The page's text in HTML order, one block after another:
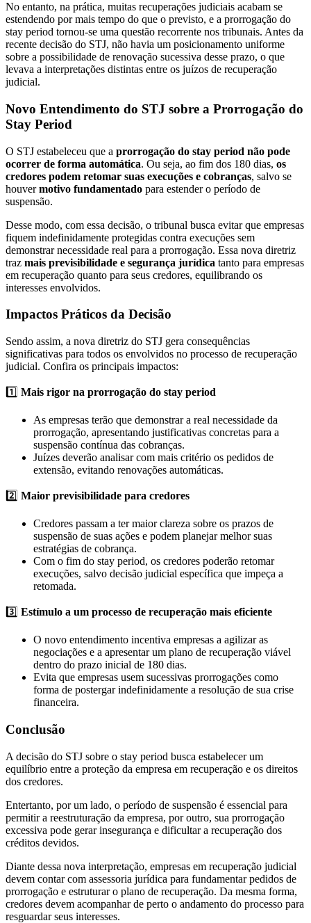
No entanto, na prática, muitas recuperações judiciais acabam se
estendendo por mais tempo do que o previsto, e a prorrogação do
stay period tornou-se uma questão recorrente nos tribunais. Antes da
recente decisão do STJ, não havia um posicionamento uniforme
sobre a possibilidade de renovação sucessiva desse prazo, o que
levava a interpretações distintas entre os juízos de recuperação
judicial.
Novo Entendimento do STJ sobre a Prorrogação do
Stay Period
O STJ estabeleceu que a prorrogação do stay period não pode
ocorrer de forma automática. Ou seja, ao fim dos 180 dias, os
credores podem retomar suas execuções e cobranças, salvo se
houvermotivo fundamentado para estender o período de
suspensão.
Desse modo, com essa decisão, o tribunal busca evitar que empresas
fiquem indefinidamente protegidas contra execuções sem
demonstrar necessidade real para a prorrogação. Essa nova diretriz
traz mais previsibilidade e segurança jurídica tanto para empresas
em recuperação quanto para seus credores, equilibrando os
interesses envolvidos.
Impactos Práticos da Decisão
Sendo assim, a nova diretriz do STJ gera consequências
significativas para todos os envolvidos no processo de recuperação
judicial. Confira os principais impactos:
1️⃣ Mais rigor na prorrogação do stay period
As empresas terão que demonstrar a real necessidade da
prorrogação, apresentando justificativas concretas para a
suspensão contínua das cobranças.
Juízes deverão analisar com mais critério os pedidos de
extensão, evitando renovações automáticas.
2️⃣ Maior previsibilidade para credores
Credores passam a ter maior clareza sobre os prazos de
suspensão de suas ações e podem planejar melhor suas
estratégias de cobrança.
Com o fim do stay period, os credores poderão retomar
execuções, salvo decisão judicial específica que impeça a
retomada.
3️⃣ Estímulo a um processo de recuperação mais eficiente
O novo entendimento incentiva empresas a agilizar as
negociações e a apresentar um plano de recuperação viável
dentro do prazo inicial de 180 dias.
Evita que empresas usem sucessivas prorrogações como
forma de postergar indefinidamente a resolução de sua crise
financeira.
Conclusão
A decisão do STJ sobre o stay period busca estabelecer um
equilíbrio entre a proteção da empresa em recuperação e os direitos
dos credores.
Entertanto, por um lado, o período de suspensão é essencial para
permitir a reestruturação da empresa, por outro, sua prorrogação
excessiva pode gerar insegurança e dificultar a recuperação dos
créditos devidos.
Diante dessa nova interpretação, empresas em recuperação judicial
devem contar com assessoria jurídica para fundamentar pedidos de
prorrogação e estruturar o plano de recuperação. Da mesma forma,
credores devem acompanhar de perto o andamento do processo para
resguardar seus interesses.